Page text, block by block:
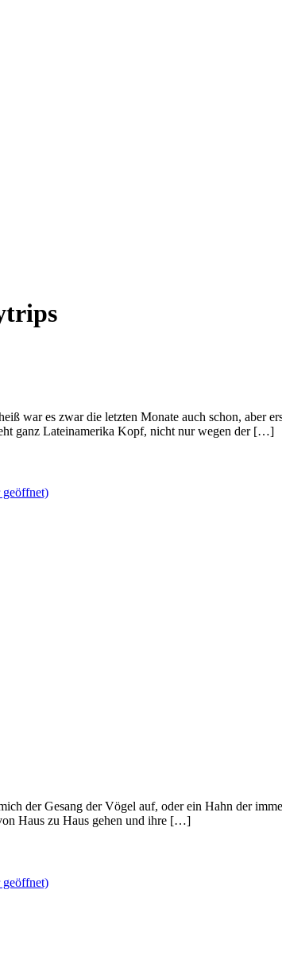
war es zwar die letzten Monate auch schon, aber
ganz Lateinamerika Kopf, nicht nur wegen der […]
geöffnet)
der Gesang der Vögel auf, oder ein Hahn der
Haus zu Haus gehen und ihre […]
geöffnet)